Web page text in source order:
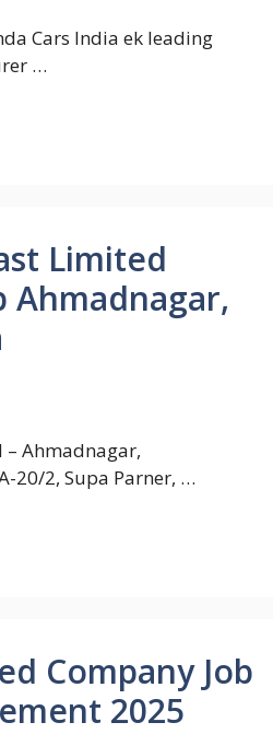
Cars India ek leading
…
Limited
Ahmadnagar,
– Ahmadnagar,
20/2, Supa Parner, …
Company Job
2025